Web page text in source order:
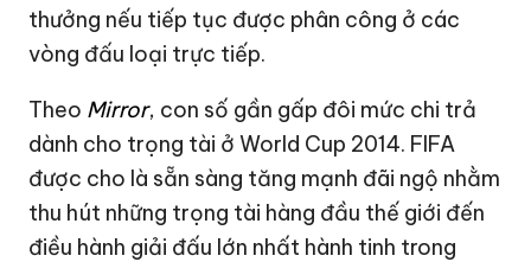
thưởng nếu tiếp tục được phân công ở các
vòng đấu loại trực tiếp.
Theo Mirror, con số gần gấp đôi mức chi trả
dành cho trọng tài ở World Cup 2014. FIFA
được cho là sẵn sàng tăng mạnh đãi ngộ nhằm
thu hút những trọng tài hàng đầu thế giới đến
điều hành giải đấu lớn nhất hành tinh trong